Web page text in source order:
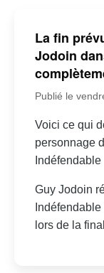
La fin
Jodoin
Publié le
Voici ce qui
personnage
Indéfendable
Guy Jodoin
lors de la